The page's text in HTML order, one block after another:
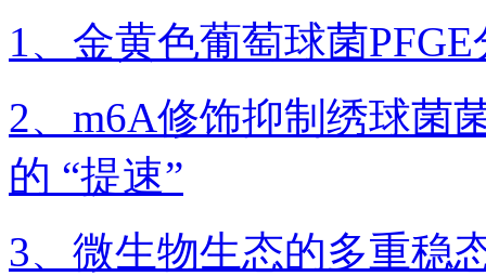
1、金黄色葡萄球菌
2、m6A修饰抑制绣球菌
的 “提速”
3、微生物生态的多重稳